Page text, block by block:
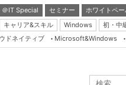
＠IT Special セミナー
ホワイトペー
キャリア&スキル Windows 初・中
Server & Storage
ドネイティブ Microsoft&Windows